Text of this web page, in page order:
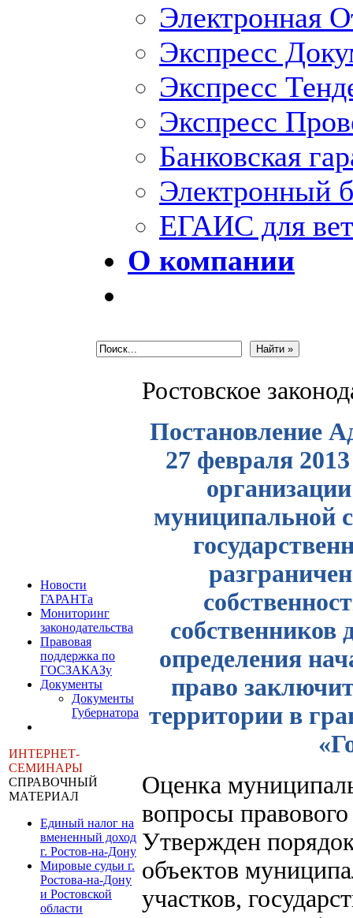
Электронная
Экспресс
Экспресс
Экспресс
Банковская
Электронный
ЕГАИС для
О компании
Новости
ГАРАНТа
Мониторинг
законодательства
Правовая
поддержка по
ГОСЗАКАЗу
Документы
Документы
Губернатора
ИНТЕРНЕТ-
СЕМИНАРЫ
СПРАВОЧНЫЙ
МАТЕРИАЛ
Единый налог на
вмененный доход
г. Ростов-на-Дону
Мировые судьи г.
Ростова-на-Дону
и Ростовской
области
Ростовское
Постановление
27 февраля
муниципальной
определения
право
территории в
Оценка
вопросы
Утвержден
объектов
участков,